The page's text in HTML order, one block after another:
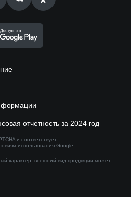
отчетность за 2024 год
и соответствует
использования Google.
характер, внешний вид продукции может